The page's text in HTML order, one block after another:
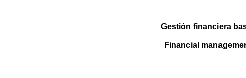
Gestión financiera
Financial